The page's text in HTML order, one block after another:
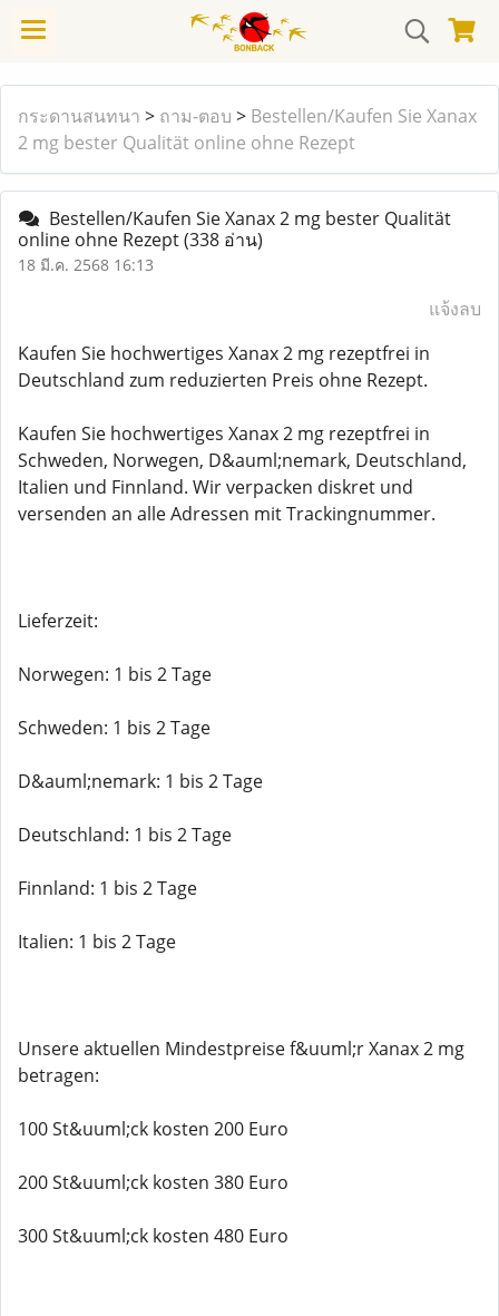
กระดานสนทนา > ถาม-ตอบ > Bestellen/Kaufen Sie Xanax
2 mg bester Qualität online ohne Rezept
Bestellen/Kaufen Sie Xanax 2 mg bester Qualität
online ohne Rezept(338 อ่าน)
18 มี.ค. 2568 16:13
แจ้งลบ
Kaufen Sie hochwertiges Xanax 2 mg rezeptfrei in
Deutschland zum reduzierten Preis ohne Rezept.
Kaufen Sie hochwertiges Xanax 2 mg rezeptfrei in
Schweden, Norwegen, D&auml;nemark, Deutschland,
Italien und Finnland. Wir verpacken diskret und
versenden an alle Adressen mit Trackingnummer.
Lieferzeit:
Norwegen: 1 bis 2 Tage
Schweden: 1 bis 2 Tage
D&auml;nemark: 1 bis 2 Tage
Deutschland: 1 bis 2 Tage
Finnland: 1 bis 2 Tage
Italien: 1 bis 2 Tage
Unsere aktuellen Mindestpreise f&uuml;r Xanax 2 mg
betragen:
100 St&uuml;ck kosten 200 Euro
200 St&uuml;ck kosten 380 Euro
300 St&uuml;ck kosten 480 Euro